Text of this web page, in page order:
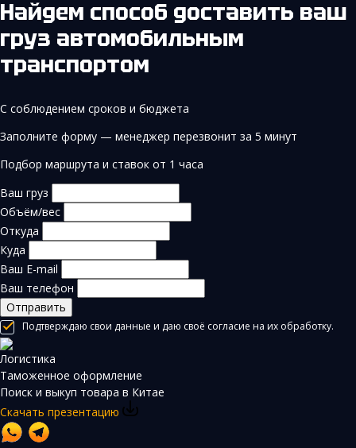
Найдем способ доставить ваш
груз автомобильным
транспортом
С соблюдением сроков и бюджета
Заполните форму — менеджер перезвонит за 5 минут
Подбор маршрута и ставок от 1 часа
Ваш груз
Объём/вес
Откуда
Куда
Ваш E-mail
Ваш телефон
Отправить
Подтверждаю свои данные и даю своё согласие на их обработку.
Логистика
Таможенное оформление
Поиск и выкуп товара в Китае
Скачать презентацию